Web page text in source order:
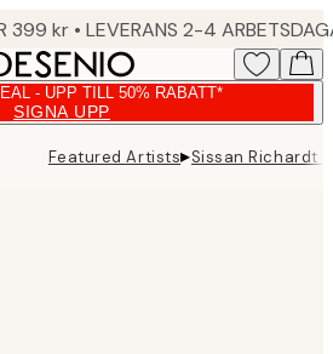
399 kr • LEVERANS 2-4
- UPP TILL 50% RABATT*
SIGNA UPP
Featured Artists▸Sissan Richardt